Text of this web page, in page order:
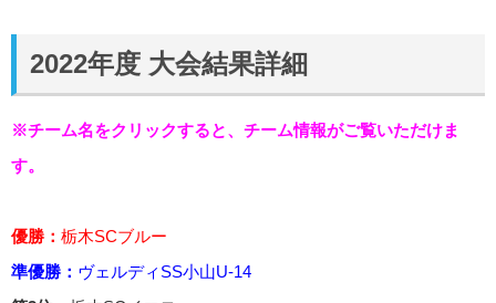
2022年度 大会結果詳細
※チーム名をクリックすると、チーム情報がご覧いただけま
す。
優勝： 栃木SCブルー
準優勝： ヴェルディSS小山U-14